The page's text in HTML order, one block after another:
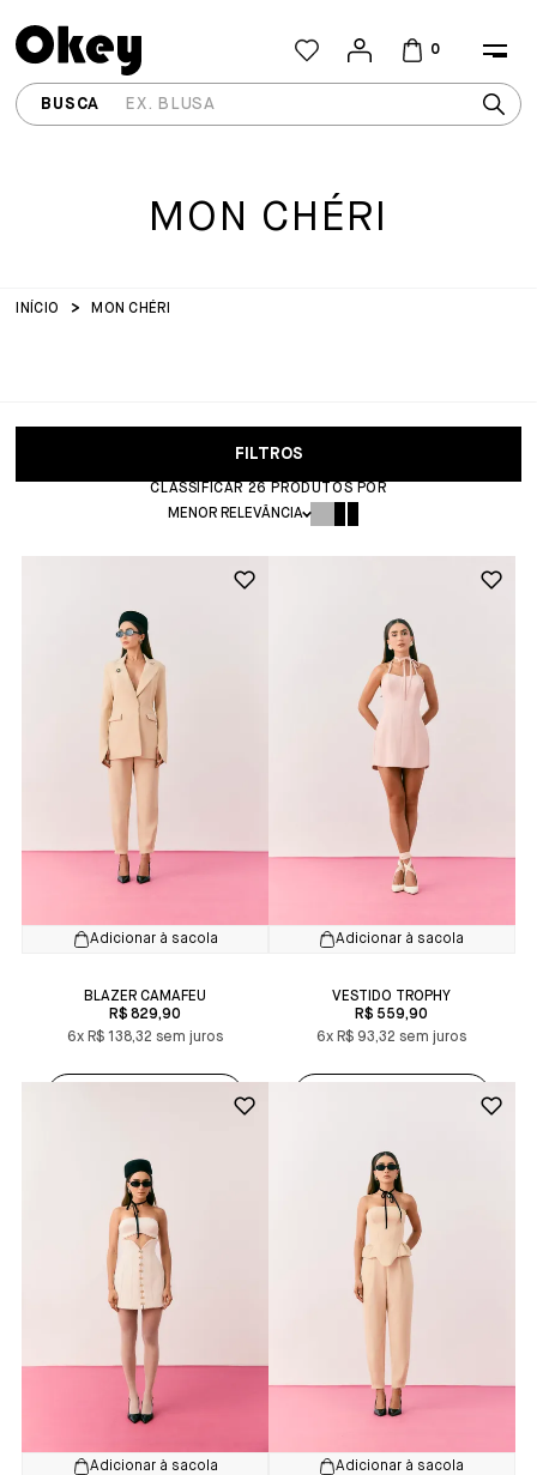
0
MON CHÉRI
INÍCIO MON CHÉRI
CLASSIFICAR 26 PRODUTOS POR
MENOR RELEVÂNCIA
FILTROS
Adicionar à sacola
BLAZER CAMAFEU
R$ 829,90
6x R$ 138,32
Adicionar à sacola
VESTIDO TROPHY
R$ 559,90
6x R$ 93,32
Adicionar à sacola Adicionar à sacola